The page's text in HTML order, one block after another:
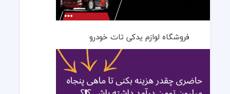
فروشگاه لوازم یدکی تات خودرو